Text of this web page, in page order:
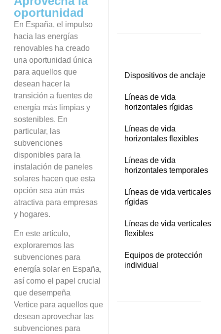
oportunidad
En España, el impulso
hacia las energías
renovables ha creado
una oportunidad única
para aquellos que
desean hacer la
transición a fuentes de
energía más limpias y
sostenibles. En
particular, las
subvenciones
disponibles para la
instalación de paneles
solares hacen que esta
opción sea aún más
atractiva para empresas
y hogares.
En este artículo,
exploraremos las
subvenciones para
energía solar en España,
así como el papel crucial
que desempeña
Vertice para aquellos que
desean aprovechar las
subvenciones para
Dispositivos de anclaje
Líneas de vida
horizontales rígidas
Líneas de vida
horizontales flexibles
Líneas de vida
horizontales temporales
Líneas de vida verticales
rígidas
Líneas de vida verticales
flexibles
Equipos de protección
individual